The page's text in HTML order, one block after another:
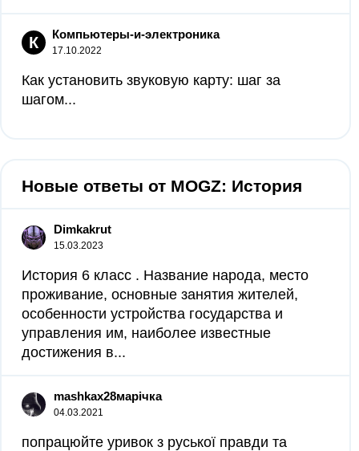
К Компьютеры-и-электроника
17.10.2022
Как установить звуковую карту: шаг за
шагом...
Новые ответы от MOGZ: История
Dimkakrut
15.03.2023
История 6 класс . Название народа, место
проживание, основные занятия жителей,
особенности устройства государства и
управления им, наиболее известные
достижения в...
mashkax28марічка
04.03.2021
попрацюйте уривок з руської правди та